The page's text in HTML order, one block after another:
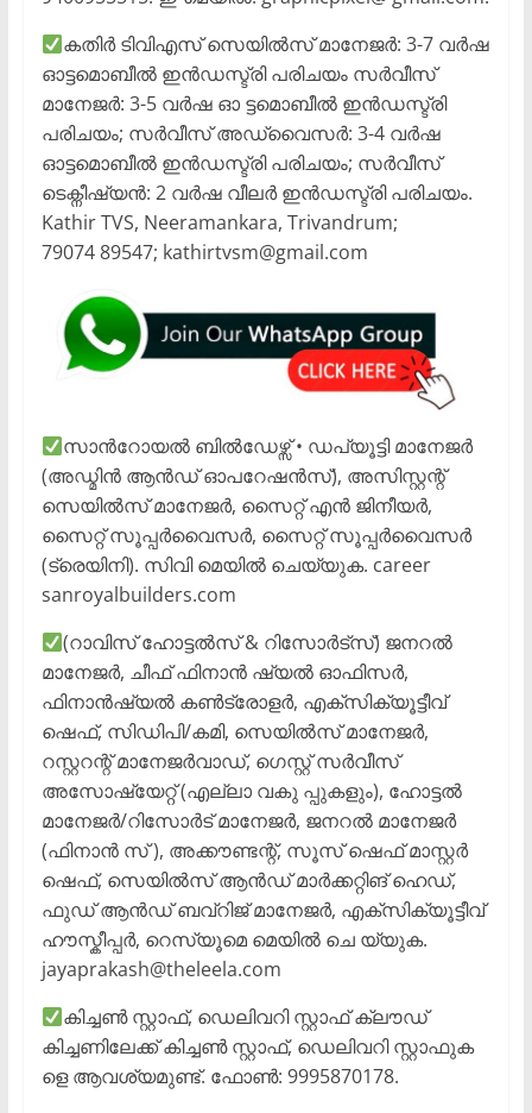
കതിർ ടിവിഎസ് സെയിൽസ് മാനേജർ: 3-7 വർഷ
ഓട്ടമൊബീൽ ഇൻഡസ്ട്രി പരിചയം സർവീസ്
മാനേജർ: 3-5 വർഷ ഓ ട്ടമൊബീൽ ഇൻഡസ്ട്രി
പരിചയം; സർവീസ് അഡ്വൈസർ: 3-4 വർഷ
ഓട്ടമൊബീൽ ഇൻഡസ്ട്രി പരിചയം; സർവീസ്
ടെക്നീഷ്യൻ: 2 വർഷ വീലർ ഇൻഡസ്ട്രി പരിചയം.
Kathir TVS, Neeramankara, Trivandrum;
79074 89547; kathirtvsm@gmail.com
സാൻറോയൽ ബിൽഡേഴ്സ് • ഡപ്യൂട്ടി മാനേജർ
(അഡ്മിൻ ആൻഡ് ഓപറേഷൻസ്), അസിസ്റ്റന്റ്
സെയിൽസ് മാനേജർ, സൈറ്റ് എൻ ജിനീയർ,
സൈറ്റ് സൂപ്പർവൈസർ, സൈറ്റ് സൂപ്പർവൈസർ
(ട്രെയിനി). സിവി മെയിൽ ചെയ്യുക. career
sanroyalbuilders.com
(റാവിസ് ഹോട്ടൽസ് & റിസോർട്സ്) ജനറൽ
മാനേജർ, ചീഫ് ഫിനാൻ ഷ്യൽ ഓഫിസർ,
ഫിനാൻഷ്യൽ കൺട്രോളർ, എക്സിക്യൂട്ടീവ്
ഷെഫ്, സിഡിപി/കമി, സെയിൽസ് മാനേജർ,
റസ്റ്ററന്റ് മാനേജർവാഡ്, ഗെസ്റ്റ് സർവീസ്
അസോഷ്യേറ്റ് (എല്ലാ വകു പ്പുകളും), ഹോട്ടൽ
മാനേജർ/റിസോർട് മാനേജർ, ജനറൽ മാനേജർ
(ഫിനാൻ സ് ), അക്കൗണ്ടന്റ്, സൂസ് ഷെഫ് മാസ്റ്റർ
ഷെഫ്, സെയിൽസ് ആൻഡ് മാർക്കറ്റിങ് ഹെഡ്,
ഫുഡ് ആൻഡ് ബവ്റിജ് മാനേജർ, എക്സിക്യൂട്ടീവ്
ഹൗസ്കീപ്പർ, റെസ്യൂമെ മെയിൽ ചെ യ്യുക.
jayaprakash@theleela.com
കിച്ചൺ സ്റ്റാഫ്, ഡെലിവറി സ്റ്റാഫ് ക്ലൗഡ്
കിച്ചണിലേക്ക് കിച്ചൺ സ്റ്റാഫ്, ഡെലിവറി സ്റ്റാഫുക
ളെ ആവശ്യമുണ്ട്. ഫോൺ: 9995870178.